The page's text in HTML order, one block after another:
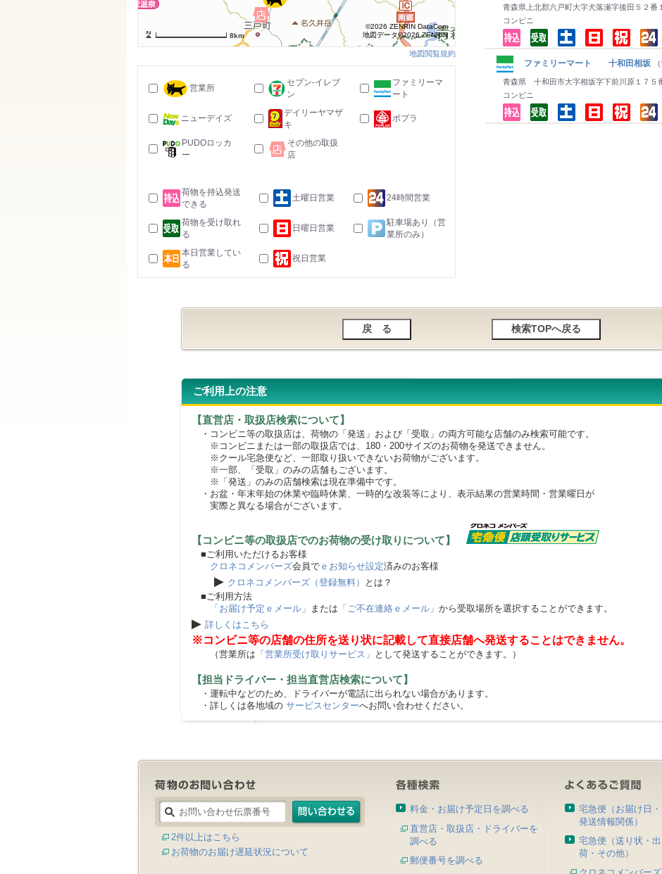
青森県上北郡六戸町大字犬落瀬字後田５２番
コンビニ
ファミリーマート 十和田相坂
青森県 十和田市大字相坂字下前川原１７５
コンビニ
8km
©2026 ZENRIN DataCom
地図データ©2026 ZENRIN
地図閲覧規約
営業所
セブン-イレブ
ン
ファミリーマ
ート
ニューデイズ
デイリーヤマザ
キ
ポプラ
PUDOロッカ
ー
その他の取扱
店
荷物を持込発送
できる
土曜日営業 24時間営業
荷物を受け取れ
る
日曜日営業
駐車場あり（営
業所のみ）
本日営業してい
る
祝日営業
ご利用上の注意
【直営店・取扱店検索について】
・コンビニ等の取扱店は、荷物の「発送」および「受取」の両方可能な店舗のみ検索可能です。
※コンビニまたは一部の取扱店では、180・200サイズのお荷物を発送できません。
※クール宅急便など、一部取り扱いできないお荷物がございます。
※一部、「受取」のみの店舗もございます。
※「発送」のみの店舗検索は現在準備中です。
・お盆・年末年始の休業や臨時休業、一時的な改装等により、表示結果の営業時間・営業曜日が
実際と異なる場合がございます。
【コンビニ等の取扱店でのお荷物の受け取りについて】
■ご利用いただけるお客様
クロネコメンバーズ会員で ｅお知らせ設定済みのお客様
▶ クロネコメンバーズ（登録無料）
とは？
■ご利用方法
「お届け予定ｅメール」 または 「ご不在連絡ｅメール」 から受取場所を選択することができます。
▶ 詳しくはこちら
※コンビニ等の店舗の住所を送り状に記載して直接店舗へ発送することはできません。
（営業所は 「営業所受け取りサービス」 として発送することができます。）
【担当ドライバー・担当直営店検索について】
・運転中などのため、ドライバーが電話に出られない場合があります。
・詳しくは各地域の サービスセンターへお問い合わせください。
2件以上はこちら
お荷物のお届け遅延状況について
料金・お届け予定日を調べる
直営店・取扱店・ドライバーを
調べる
郵便番号を調べる
宅急便（お届け日・
発送情報関係）
宅急便（送り状・出
荷・その他）